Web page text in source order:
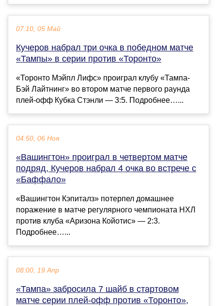
07:10, 05 Май
Кучеров набрал три очка в победном матче
«Тампы» в серии против «Торонто»
«Торонто Мэйпл Лифс» проиграл клубу «Тампа-
Бэй Лайтнинг» во втором матче первого раунда
плей-офф Кубка Стэнли — 3:5. Подробнее…...
04:50, 06 Ноя
«Вашингтон» проиграл в четвертом матче
подряд, Кучеров набрал 4 очка во встрече с
«Баффало»
«Вашингтон Кэпиталз» потерпел домашнее
поражение в матче регулярного чемпионата НХЛ
против клуба «Аризона Койотис» — 2:3.
Подробнее…...
08:00, 19 Апр
«Тампа» забросила 7 шайб в стартовом
матче серии плей-офф против «Торонто»,